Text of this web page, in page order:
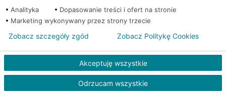
PYTANIA I ODPOWIEDZI
Analityka
Dopasowanie treści i ofert na stronie
Marketing wykonywany przez strony trzecie
Akceptuję wszystkie
Odrzucam wszystkie
Zobacz szczegóły zgód Zobacz Politykę Cookies